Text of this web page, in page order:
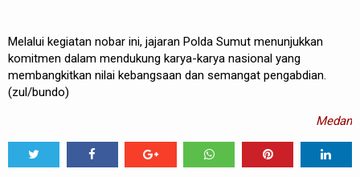
Melalui kegiatan nobar ini, jajaran Polda Sumut menunjukkan
komitmen dalam mendukung karya-karya nasional yang
membangkitkan nilai kebangsaan dan semangat pengabdian.
(zul/bundo)
Medan